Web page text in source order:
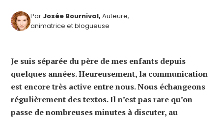
Par Josée Bournival, Auteure,
animatrice et blogueuse
Je suis séparée du père de mes enfants depuis
quelques années. Heureusement, la communication
est encore très active entre nous. Nous échangeons
régulièrement des textos. Il n’est pas rare qu’on
passe de nombreuses minutes à discuter, au